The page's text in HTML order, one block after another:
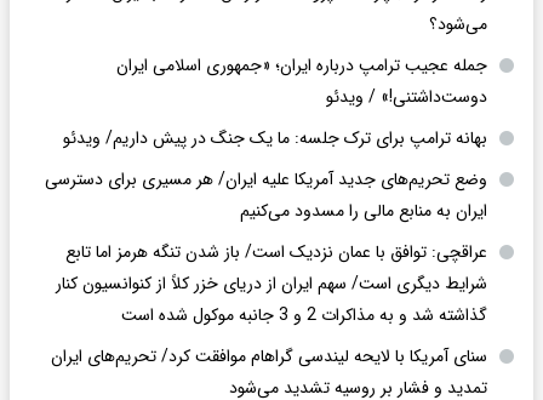
می‌شود؟
جمله عجیب ترامپ درباره ایران؛ «جمهوری اسلامی ایران
دوست‌داشتنی!» / ویدئو
بهانه ترامپ برای ترک جلسه: ما یک جنگ در پیش داریم/ ویدئو
وضع تحریم‌های جدید آمریکا علیه ایران/ هر مسیری برای دسترسی
ایران به منابع مالی را مسدود می‌کنیم
عراقچی: توافق با عمان نزدیک است/ باز شدن تنگه هرمز اما تابع
شرایط دیگری است/ سهم ایران از دریای خزر کلاً از کنوانسیون کنار
گذاشته شد و به مذاکرات 2 و 3 جانبه موکول شده است
سنای آمریکا با لایحه لیندسی گراهام موافقت کرد/ تحریم‌های ایران
تمدید و فشار بر روسیه تشدید می‌شود